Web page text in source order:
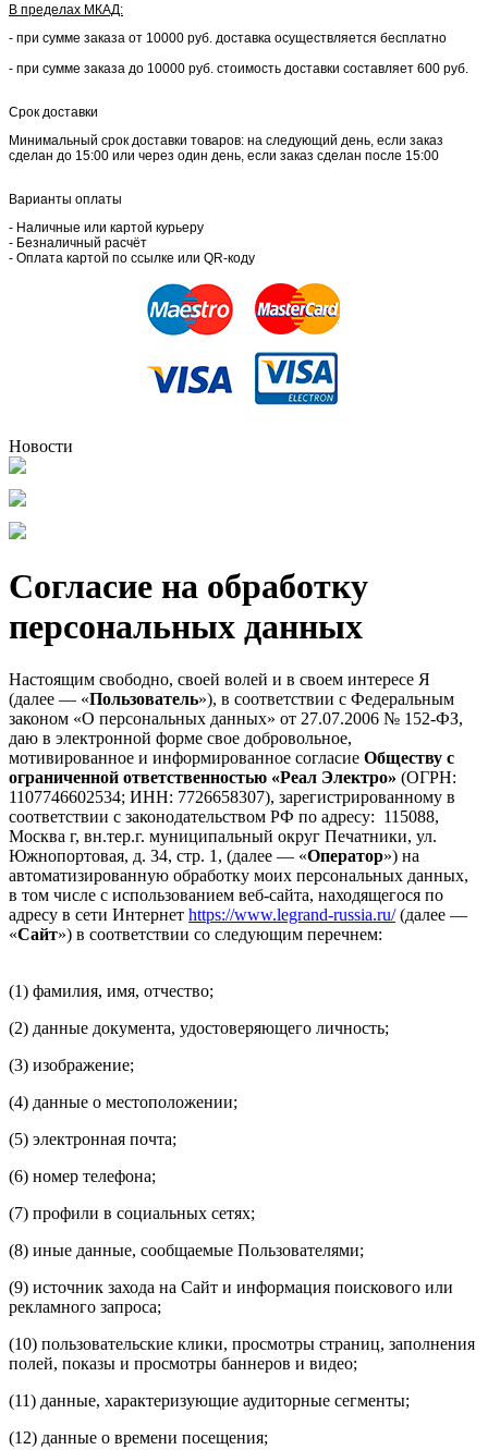
В пределах МКАД:
- при сумме заказа от 10000 руб. доставка осуществляется бесплатно
- при сумме заказа до 10000 руб. стоимость доставки составляет 600 руб.
Срок доставки
Минимальный срок доставки товаров: на следующий день, если заказ
сделан до 15:00 или через один день, если заказ сделан после 15:00
Варианты оплаты
- Наличные или картой курьеру
- Безналичный расчёт
- Оплата картой по ссылке или QR-коду
Новости
Согласие на обработку
персональных данных
Настоящим свободно, своей волей и в своем интересе Я
(далее — «Пользователь»), в соответствии с Федеральным
законом «О персональных данных» от 27.07.2006 № 152-ФЗ,
даю в электронной форме свое добровольное,
мотивированное и информированное согласие Обществу с
ограниченной ответственностью «Реал Электро» (ОГРН:
1107746602534; ИНН: 7726658307), зарегистрированному в
соответствии с законодательством РФ по адресу: 115088,
Москва г, вн.тер.г. муниципальный округ Печатники, ул.
Южнопортовая, д. 34, стр. 1, (далее — «Оператор») на
автоматизированную обработку моих персональных данных,
в том числе с использованием веб-сайта, находящегося по
адресу в сети Интернет https://www.legrand-russia.ru/(далее —
«Сайт») в соответствии со следующим перечнем:
(1) фамилия, имя, отчество;
(2) данные документа, удостоверяющего личность;
(3) изображение;
(4) данные о местоположении;
(5) электронная почта;
(6) номер телефона;
(7) профили в социальных сетях;
(8) иные данные, сообщаемые Пользователями;
(9) источник захода на Сайт и информация поискового или
рекламного запроса;
(10) пользовательские клики, просмотры страниц, заполнения
полей, показы и просмотры баннеров и видео;
(11) данные, характеризующие аудиторные сегменты;
(12) данные о времени посещения;